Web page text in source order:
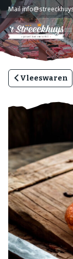
Mail
Vandaag geopend
Vleeswaren